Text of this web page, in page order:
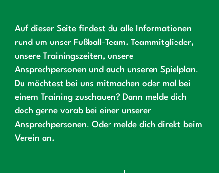
Auf dieser Seite findest du alle Informationen
rund um unser Fußball-Team. Teammitglieder,
unsere Trainingszeiten, unsere
Ansprechpersonen und auch unseren Spielplan.
Du möchtest bei uns mitmachen oder mal bei
einem Training zuschauen? Dann melde dich
doch gerne vorab bei einer unserer
Ansprechpersonen. Oder melde dich direkt beim
Verein an.